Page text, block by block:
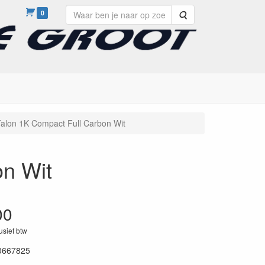
0 Zoeken
1K Compact Full Carbon Wit
Wit
btw